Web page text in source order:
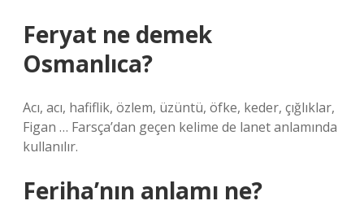
Feryat ne demek
Osmanlıca?
Acı, acı, hafiflik, özlem, üzüntü, öfke, keder, çığlıklar,
Figan … Farsça’dan geçen kelime de lanet anlamında
kullanılır.
Feriha’nın anlamı ne?